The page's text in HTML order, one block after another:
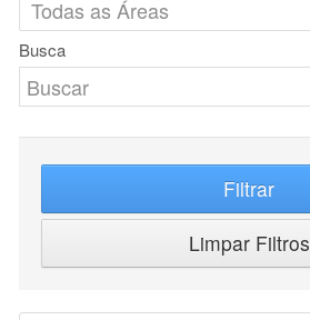
Busca
Filtrar
Limpar Filtros